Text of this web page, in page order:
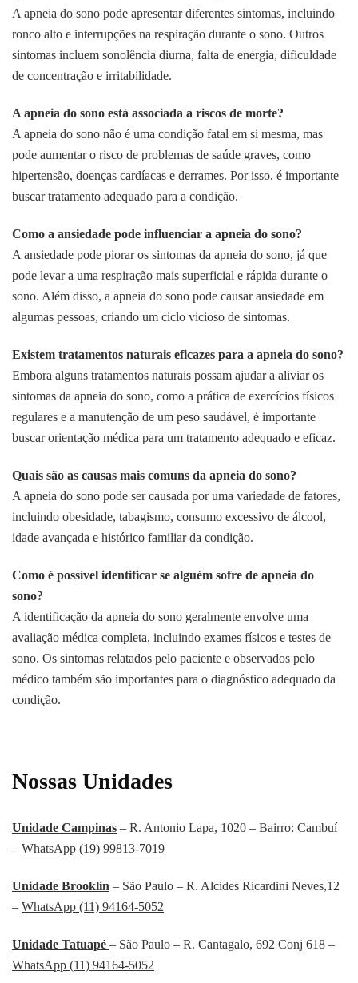
A apneia do sono pode apresentar diferentes sintomas, incluindo
ronco alto e interrupções na respiração durante o sono. Outros
sintomas incluem sonolência diurna, falta de energia, dificuldade
de concentração e irritabilidade.
A apneia do sono está associada a riscos de morte?
A apneia do sono não é uma condição fatal em si mesma, mas
pode aumentar o risco de problemas de saúde graves, como
hipertensão, doenças cardíacas e derrames. Por isso, é importante
buscar tratamento adequado para a condição.
Como a ansiedade pode influenciar a apneia do sono?
A ansiedade pode piorar os sintomas da apneia do sono, já que
pode levar a uma respiração mais superficial e rápida durante o
sono. Além disso, a apneia do sono pode causar ansiedade em
algumas pessoas, criando um ciclo vicioso de sintomas.
Existem tratamentos naturais eficazes para a apneia do sono?
Embora alguns tratamentos naturais possam ajudar a aliviar os
sintomas da apneia do sono, como a prática de exercícios físicos
regulares e a manutenção de um peso saudável, é importante
buscar orientação médica para um tratamento adequado e eficaz.
Quais são as causas mais comuns da apneia do sono?
A apneia do sono pode ser causada por uma variedade de fatores,
incluindo obesidade, tabagismo, consumo excessivo de álcool,
idade avançada e histórico familiar da condição.
Como é possível identificar se alguém sofre de apneia do
sono?
A identificação da apneia do sono geralmente envolve uma
avaliação médica completa, incluindo exames físicos e testes de
sono. Os sintomas relatados pelo paciente e observados pelo
médico também são importantes para o diagnóstico adequado da
condição.
Nossas Unidades
Unidade Campinas – R. Antonio Lapa, 1020 – Bairro: Cambuí
– WhatsApp (19) 99813-7019
Unidade Brooklin – São Paulo – R. Alcides Ricardini Neves,12
– WhatsApp (11) 94164-5052
Unidade Tatuapé – São Paulo – R. Cantagalo, 692 Conj 618 –
WhatsApp (11) 94164-5052